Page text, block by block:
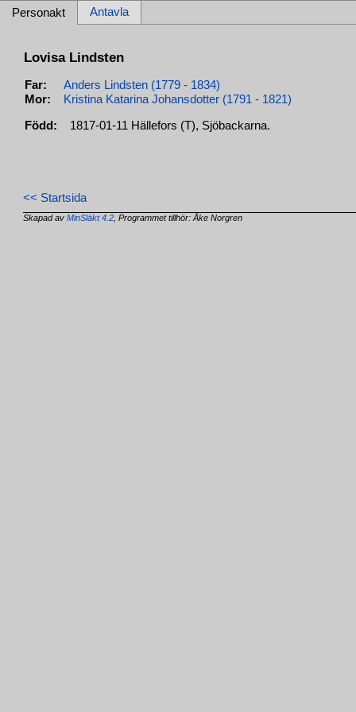
Personakt Antavla
Lovisa Lindsten
Far:
Anders Lindsten (1779 - 1834)
Mor:
Kristina Katarina Johansdotter (1791 - 1821)
Född: 1817-01-11 Hällefors (T), Sjöbackarna.
<< Startsida
Skapad avMinSläkt 4.2 , Programmet tillhör: Åke Norgren